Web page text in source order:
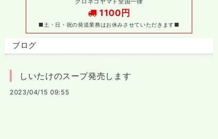
1100円
■土・日・祝の発送業務はお休みさせていただきます■
ブログ
しいたけのスープ発売します
2023/04/15 09:55